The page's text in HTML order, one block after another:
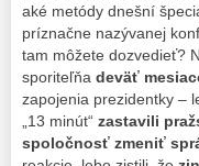
aké metódy dnešní
príznačne nazývanej
tam môžete dozvedieť?
sporiteľňa deväť
zapojenia prezidentky –
„13 minút“ zastavili
spoločnosť zmeniť